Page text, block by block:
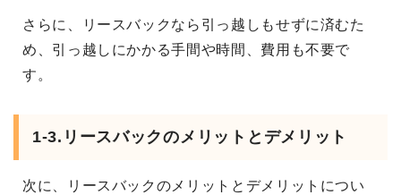
さらに、リースバックなら引っ越しもせずに済むた
め、引っ越しにかかる手間や時間、費用も不要で
す。
1-3.リースバックのメリットとデメリット
次に、リースバックのメリットとデメリットについ